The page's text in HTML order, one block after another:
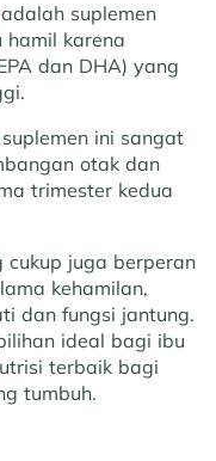
adalah suplemen
hamil karena
dan DHA) yang
ini sangat
otak dan
trimester kedua
cukup juga berperan
kehamilan,
dan fungsi jantung.
ideal bagi ibu
terbaik bagi
tumbuh.